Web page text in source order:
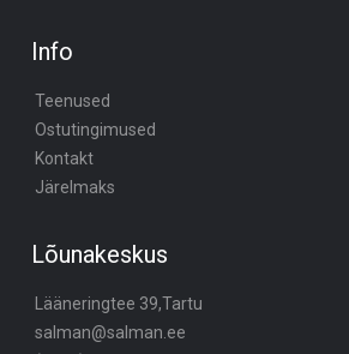
Info
Teenused
Ostutingimused
Kontakt
Järelmaks
Lõunakeskus
Lääneringtee 39,Tartu
salman@salman.ee